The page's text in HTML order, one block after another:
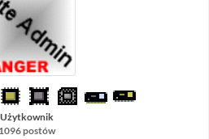
Użytkownik
1096 postów